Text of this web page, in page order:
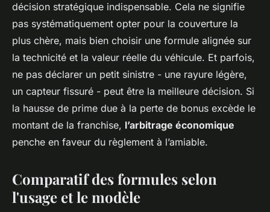
décision stratégique indispensable. Cela ne signifie
pas systématiquement opter pour la couverture la
plus chère, mais bien choisir une formule alignée sur
la technicité et la valeur réelle du véhicule. Et parfois,
ne pas déclarer un petit sinistre - une rayure légère,
un capteur fissuré - peut être la meilleure décision. Si
la hausse de prime due à la perte de bonus excède le
montant de la franchise, l’arbitrage économique
penche en faveur du règlement à l’amiable.
Comparatif des formules selon
l'usage et le modèle